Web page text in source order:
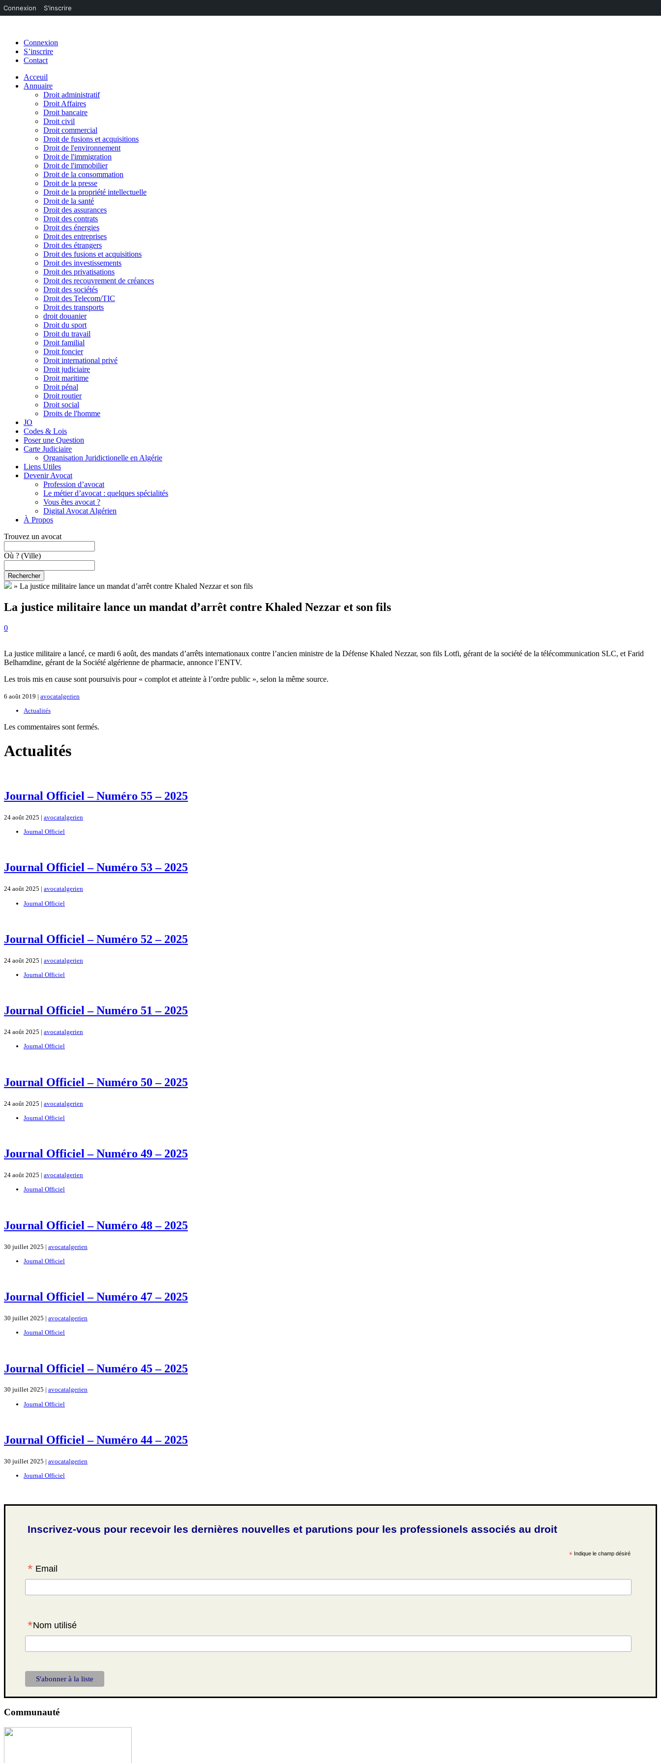
Connexion
S’inscrire
Contact
Acceuil
Annuaire
Droit administratif
Droit Affaires
Droit bancaire
Droit civil
Droit commercial
Droit de fusions et acquisitions
Droit de l'environnement
Droit de l'immigration
Droit de l'immobilier
Droit de la consommation
Droit de la presse
Droit de la propriété intellectuelle
Droit de la santé
Droit des assurances
Droit des contrats
Droit des énergies
Droit des entreprises
Droit des étrangers
Droit des fusions et acquisitions
Droit des investissements
Droit des privatisations
Droit des recouvrement de créances
Droit des sociétés
Droit des Telecom/TIC
Droit des transports
droit douanier
Droit du sport
Droit du travail
Droit familial
Droit foncier
Droit international privé
Droit judiciaire
Droit maritime
Droit pénal
Droit routier
Droit social
Droits de l'homme
JO
Codes & Lois
Poser une Question
Carte Judiciaire
Organisation Juridictionelle en Algérie
Liens Utiles
Devenir Avocat
Profession d’avocat
Le métier d’avocat : quelques spécialités
Vous êtes avocat ?
Digital Avocat Algérien
À Propos
Trouvez un avocat
Où ? (Ville)
Rechercher
» La justice militaire lance un mandat d’arrêt contre Khaled Nezzar et son fils
La justice militaire lance un mandat d’arrêt contre Khaled Nezzar et son fils
0
La justice militaire a lancé, ce mardi 6 août, des mandats d’arrêts internationaux contre l’ancien ministre de la Défense Khaled Nezzar, son fils Lotfi, gérant de la société de la télécommunication SLC, et Farid
Belhamdine, gérant de la Société algérienne de pharmacie, annonce l’ENTV.
Les trois mis en cause sont poursuivis pour « complot et atteinte à l’ordre public », selon la même source.
6 août 2019 | avocatalgerien
Actualités
Les commentaires sont fermés.
Actualités
Journal Officiel – Numéro 55 – 2025
24 août 2025 | avocatalgerien
Journal Officiel
Journal Officiel – Numéro 53 – 2025
24 août 2025 | avocatalgerien
Journal Officiel
Journal Officiel – Numéro 52 – 2025
24 août 2025 | avocatalgerien
Journal Officiel
Journal Officiel – Numéro 51 – 2025
24 août 2025 | avocatalgerien
Journal Officiel
Journal Officiel – Numéro 50 – 2025
24 août 2025 | avocatalgerien
Journal Officiel
Journal Officiel – Numéro 49 – 2025
24 août 2025 | avocatalgerien
Journal Officiel
Journal Officiel – Numéro 48 – 2025
30 juillet 2025 | avocatalgerien
Journal Officiel
Journal Officiel – Numéro 47 – 2025
30 juillet 2025 | avocatalgerien
Journal Officiel
Journal Officiel – Numéro 45 – 2025
30 juillet 2025 | avocatalgerien
Journal Officiel
Journal Officiel – Numéro 44 – 2025
30 juillet 2025 | avocatalgerien
Journal Officiel
Inscrivez-vous pour recevoir les dernières nouvelles et parutions pour les professionels associés au droit
*Indique le champ désiré
* Email
*Nom utilisé
Communauté
Connexion S'inscrire